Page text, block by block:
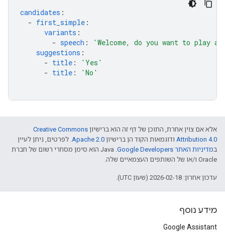
candidates :
- first_simple :
variants :
- speech : 'Welcome, do you want to play a
suggestions :
- title :
'Yes'
- title : 'No'
אלא אם צוין אחרת, התוכן של דף זה הוא ברישיון Creative Commons
Attribution 4.0 ודוגמאות הקוד הן ברישיון Apache 2.0. לפרטים, ניתן לעיין
במדיניות האתר Google Developers‏
.‏ Java הוא סימן מסחרי רשום של חברת
Oracle ו/או של השותפים העצמאיים שלה.
עדכון אחרון: 2026-02-18 (שעון UTC).
מידע נוסף
Google Assistant